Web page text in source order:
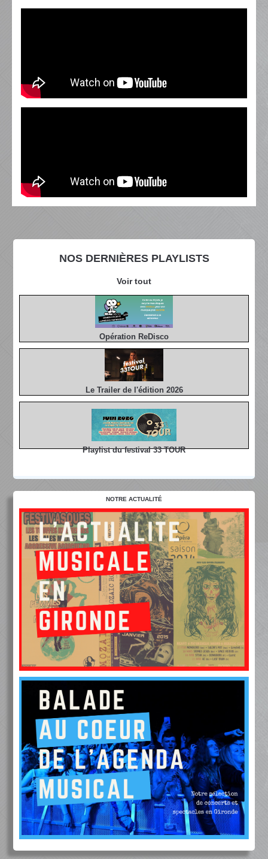
NOS DERNIÈRES PLAYLISTS
Voir tout
Opération ReDisco
Le Trailer de l'édition 2026
Playlist du festival 33 TOUR
NOTRE ACTUALITÉ